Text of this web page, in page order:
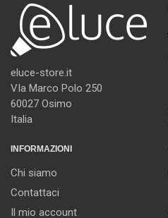
eluce-store.it
VIa Marco Polo 250
60027 Osimo
Italia
INFORMAZIONI
Chi siamo
Contattaci
Il mio account